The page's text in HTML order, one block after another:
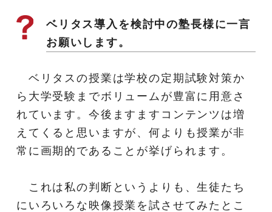
ベリタス導入を検討中の塾長様に一言
お願いします。
ベリタスの授業は学校の定期試験対策か
ら大学受験までボリュームが豊富に用意さ
れています。今後ますますコンテンツは増
えてくると思いますが、何よりも授業が非
常に画期的であることが挙げられます。
これは私の判断というよりも、生徒たち
にいろいろな映像授業を試させてみたとこ